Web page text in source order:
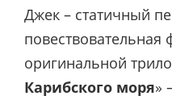
Джек – статичный
повествовательная
оригинальной
Карибского моря»